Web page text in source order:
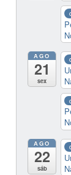
AGO
21
sex
AGO
22
sáb